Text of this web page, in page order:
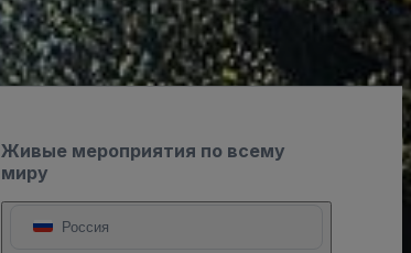
Живые мероприятия по всему
миру
Россия